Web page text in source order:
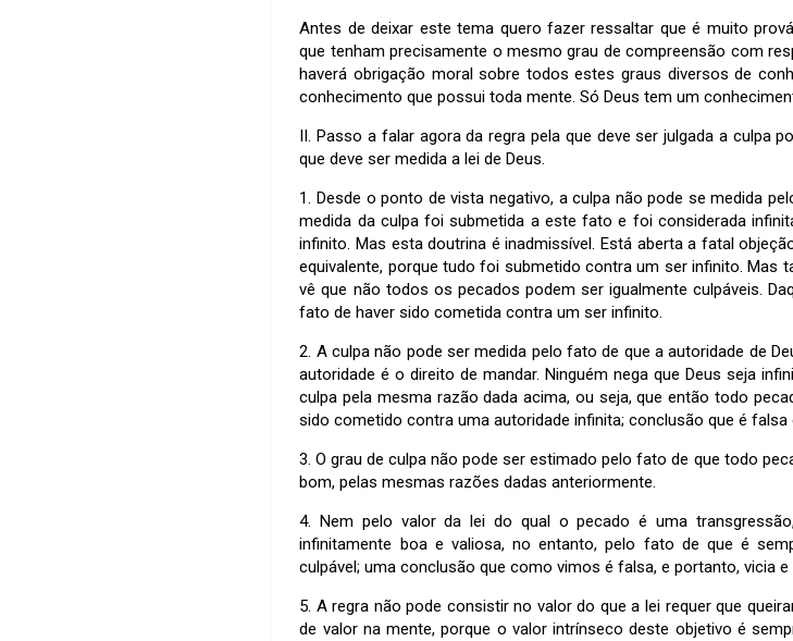
Antes de deixar este tema quero fazer ressaltar que é muito
que tenham precisamente o mesmo grau de compreensão com
haverá obrigação moral sobre todos estes graus diversos de
conhecimento que possui toda mente. Só Deus tem um
II. Passo a falar agora da regra pela que deve ser julgada a culpa
que deve ser medida a lei de Deus.
1. Desde o ponto de vista negativo, a culpa não pode se medida
medida da culpa foi submetida a este fato e foi considerada
infinito. Mas esta doutrina é inadmissível. Está aberta a fatal
equivalente, porque tudo foi submetido contra um ser infinito. Mas
vê que não todos os pecados podem ser igualmente culpáveis.
fato de haver sido cometida contra um ser infinito.
2. A culpa não pode ser medida pelo fato de que a autoridade de
autoridade é o direito de mandar. Ninguém nega que Deus seja
culpa pela mesma razão dada acima, ou seja, que então todo
sido cometido contra uma autoridade infinita; conclusão que é
3. O grau de culpa não pode ser estimado pelo fato de que todo
bom, pelas mesmas razões dadas anteriormente.
4. Nem pelo valor da lei do qual o pecado é uma
infinitamente boa e valiosa, no entanto, pelo fato de que é
culpável; uma conclusão que como vimos é falsa, e portanto, vicia
5. A regra não pode consistir no valor do que a lei requer que
de valor na mente, porque o valor intrínseco deste objetivo é